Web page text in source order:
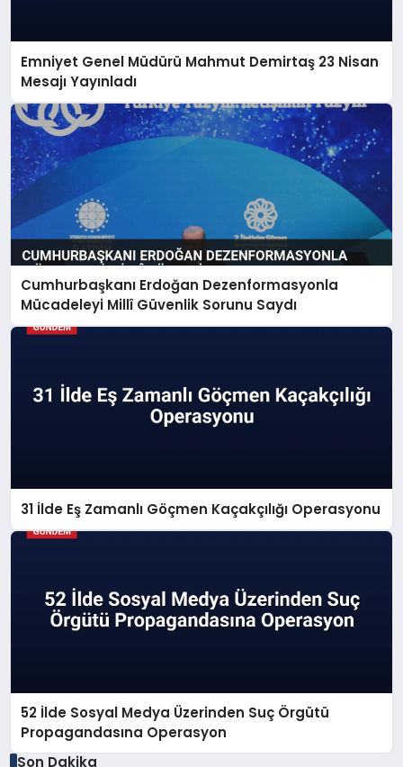
Emniyet Genel Müdürü Mahmut Demirtaş 23 Nisan
Mesajı Yayınladı
Cumhurbaşkanı Erdoğan Dezenformasyonla
Mücadeleyi Millî Güvenlik Sorunu Saydı
31 İlde Eş Zamanlı Göçmen Kaçakçılığı Operasyonu
52 İlde Sosyal Medya Üzerinden Suç Örgütü
Propagandasına Operasyon
Son Dakika